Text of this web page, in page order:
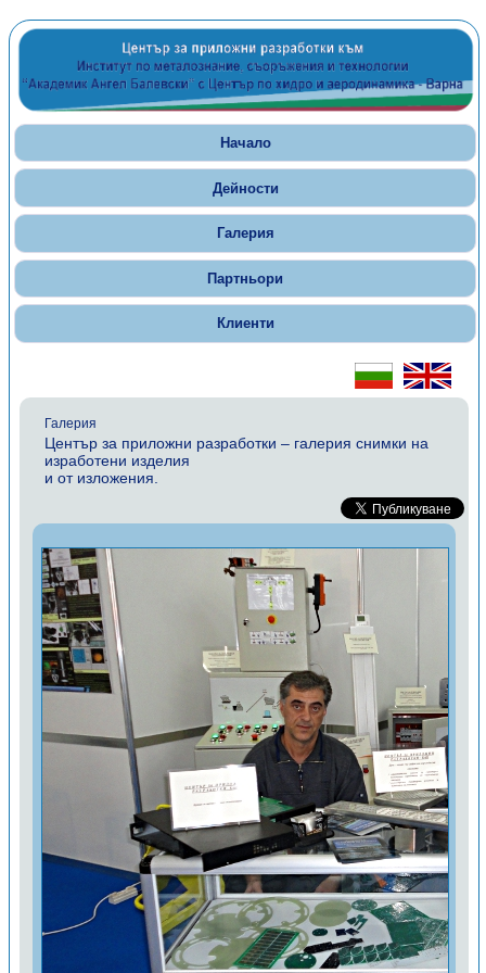
Начало
Дейности
Галерия
Партньори
Клиенти
Галерия
Център за приложни разработки – галерия снимки на
изработени изделия
и от изложения.